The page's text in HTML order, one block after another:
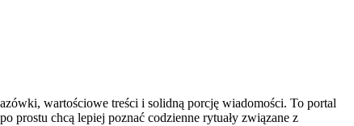
wartościowe treści i solidną porcję wiadomości. To portal
prostu chcą lepiej poznać codzienne rytuały związane z